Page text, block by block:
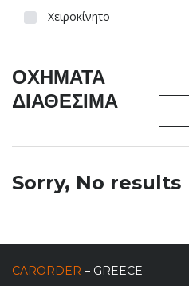
Χειροκίνητο
ΟΧΗΜΑΤΑ
ΔΙΑΘΕΣΙΜΑ
Sorry, No results
CARORDER – GREECE